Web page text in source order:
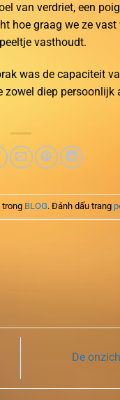
van verdriet, een
hoe graag we ze
vasthoudt.
was de capaciteit
diep persoonlijk
trong BLOG. Đánh dấu trang
De